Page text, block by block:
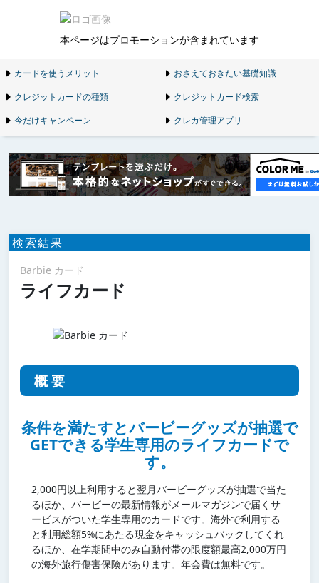
本ページはプロモーションが含まれています
カードを使うメリット
おさえておきたい基礎知識
クレジットカードの種類
クレジットカード検索
今だけキャンペーン
クレカ管理アプリ
検索結果
Barbie カード
ライフカード
概要
条件を満たすとバービーグッズが抽選で
GETできる学生専用のライフカードで
す。
2,000円以上利用すると翌月バービーグッズが抽選で当た
るほか、バービーの最新情報がメールマガジンで届くサ
ービスがついた学生専用のカードです。海外で利用する
と利用総額5%にあたる現金をキャッシュバックしてくれ
るほか、在学期間中のみ自動付帯の限度額最高2,000万円
の海外旅行傷害保険があります。年会費は無料です。